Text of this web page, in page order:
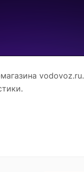
vodovoz.ru.